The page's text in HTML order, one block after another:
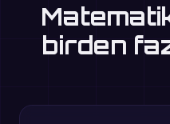
birden